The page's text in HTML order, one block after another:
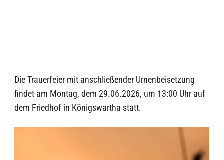
Die Trauerfeier mit anschließender Urnenbeisetzung
findet am Montag, dem 29.06.2026, um 13:00 Uhr auf
dem Friedhof in Königswartha statt.